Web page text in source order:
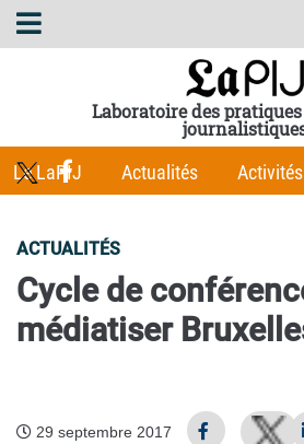
Laboratoire des
Le LaPIJ
Actualités
Publications
ACTUALITÉS
Cycle de
médiatiser
29 septembre 2017